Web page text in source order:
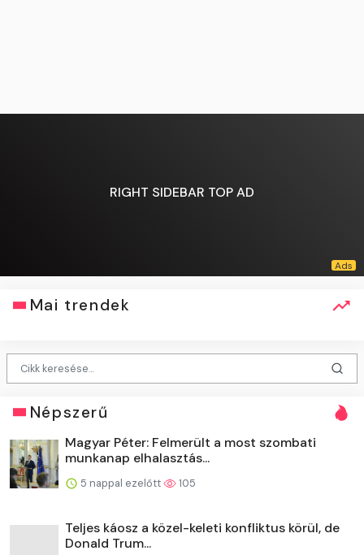
RIGHT SIDEBAR TOP AD
Mai trendek
Népszerű
Magyar Péter: Felmerült a most szombati
munkanap elhalasztás...
5 nappal ezelőtt 105
Teljes káosz a közel-keleti konfliktus körül, de
Donald Trum...